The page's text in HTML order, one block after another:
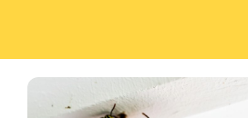
QUI SOMMES NOUS ?
Passer